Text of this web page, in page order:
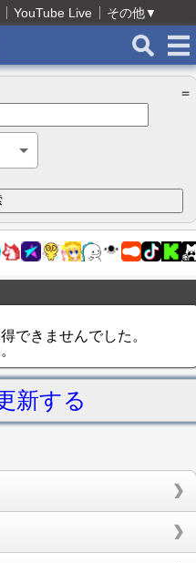
YouTube Live その他▼
＝
できませんでした。
新する